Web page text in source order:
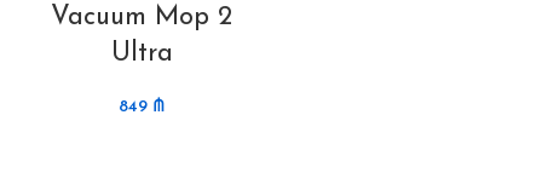
Vacuum Mop 2
Ultra
849 ₼